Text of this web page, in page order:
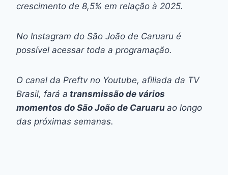
crescimento de 8,5% em relação à 2025.
No Instagram do São João de Caruaru é
possível acessar toda a programação.
O canal da Preftv no Youtube, afiliada da TV
Brasil, fará a transmissão de vários
momentos do São João de Caruaru ao longo
das próximas semanas.